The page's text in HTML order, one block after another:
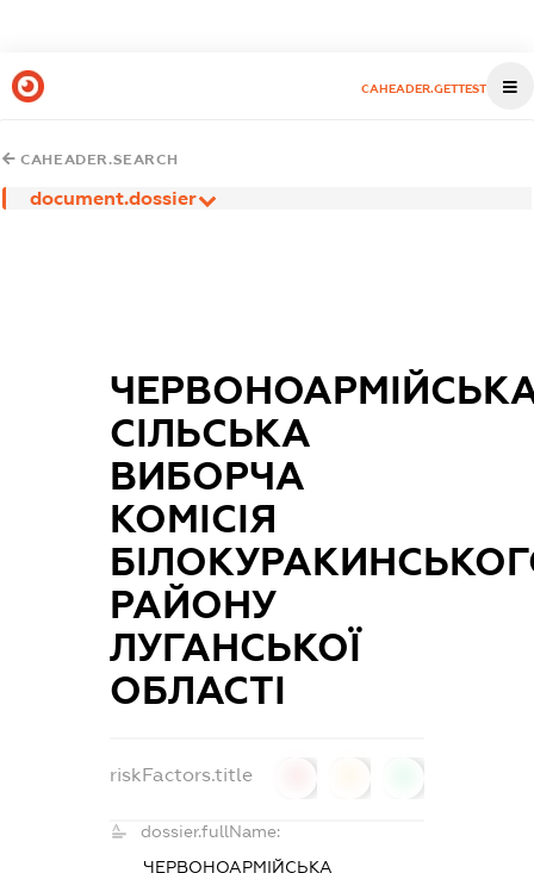
CAHEADER.GETTEST
CAHEADER.SEARCH
document.dossier
СІЛЬСЬКА
ВИБОРЧА
КОМІСІЯ
РАЙОНУ
ЛУГАНСЬКОЇ
ОБЛАСТІ
riskFactors.title
dossier.fullName:
ЧЕРВОНОАРМІЙСЬКА